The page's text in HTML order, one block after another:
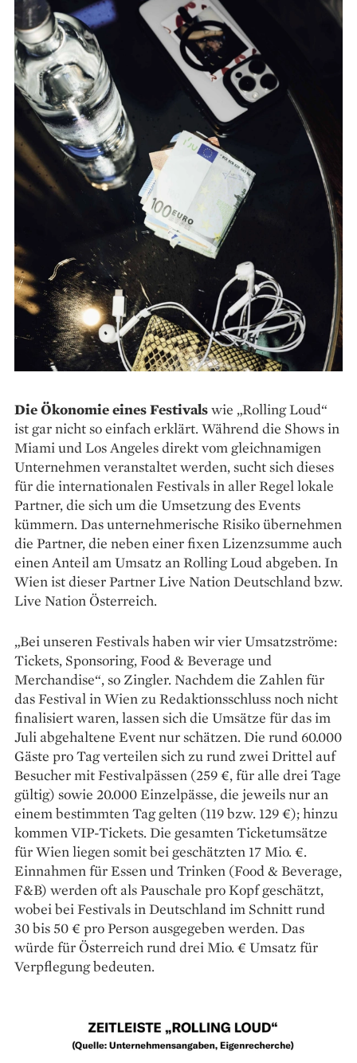
Die Ökonomie eines Festivalswie „Rolling Loud“
ist gar nicht so einfach erklärt. Während die Shows in
Miami und Los Angeles direkt vom gleichnamigen
Unternehmen veranstaltet werden, sucht sich dieses
für die internationalen Festivals in aller Regel lokale
Partner, die sich um die Umsetzung des Events
kümmern. Das unternehmerische Risiko übernehmen
die Partner, die neben einer fixen Lizenzsumme auch
einen Anteil am Umsatz an Rolling Loud abgeben. In
Wien ist dieser Partner Live Nation Deutschland bzw.
Live Nation Österreich.
„Bei unseren Festivals haben wir vier Umsatzströme:
Tickets, Sponsoring, Food & Beverage und
Merchandise“, so Zingler. Nachdem die Zahlen für
das Festival in Wien zu Redaktionsschluss noch nicht
finalisiert waren, lassen sich die Umsätze für das im
Juli abgehaltene Event nur schätzen. Die rund 60.000
Gäste pro Tag verteilen sich zu rund zwei Drittel auf
Besucher mit Festivalpässen (259 €, für alle drei Tage
gültig) sowie 20.000 Einzelpässe, die jeweils nur an
einem bestimmten Tag gelten (119 bzw. 129 €); hinzu
kommen VIP-Tickets. Die gesamten Ticketumsätze
für Wien liegen somit bei geschätzten 17 Mio. €.
Einnahmen für Essen und Trinken (Food & Beverage,
F&B) werden oft als Pauschale pro Kopf geschätzt,
wobei bei Festivals in Deutschland im Schnitt rund
30 bis 50 € pro Person ausgegeben werden. Das
würde für Österreich rund drei Mio. € Umsatz für
Verpflegung bedeuten.